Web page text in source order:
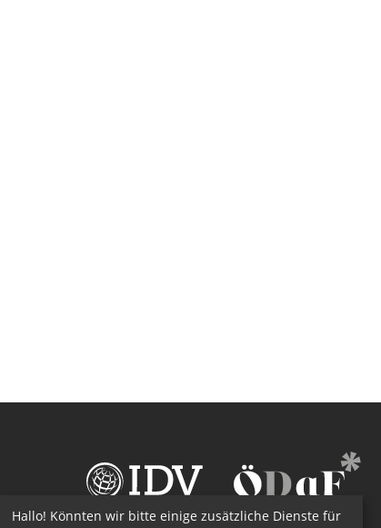
Hallo! Könnten wir bitte einige zusätzliche Dienste für